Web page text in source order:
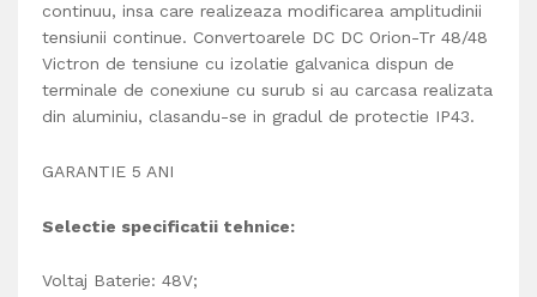
continuu, insa care realizeaza modificarea amplitudinii
tensiunii continue. Convertoarele DC DC Orion-Tr 48/48
Victron de tensiune cu izolatie galvanica dispun de
terminale de conexiune cu surub si au carcasa realizata
din aluminiu, clasandu-se in gradul de protectie IP43.
GARANTIE 5 ANI
Selectie specificatii tehnice:
Voltaj Baterie: 48V;